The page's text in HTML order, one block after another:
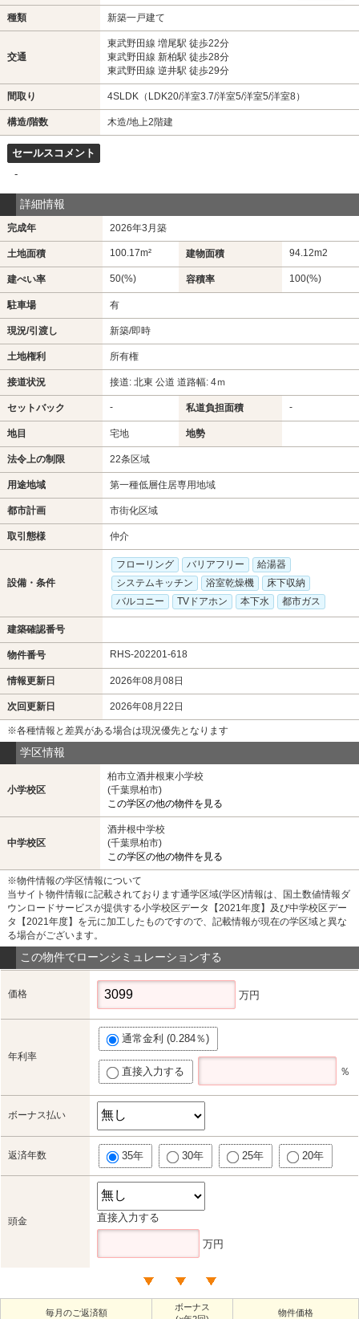
種類 新築一戸建て
交通
東武野田線 増尾駅 徒歩22分
東武野田線 新柏駅 徒歩28分
東武野田線 逆井駅 徒歩29分
間取り 4SLDK（LDK20/洋室3.7/洋室5/洋室5/洋室8）
構造/階数 木造/地上2階建
セールスコメント
-
詳細情報
完成年 2026年3月築
土地面積 100.17m² 建物面積 94.12m2
建ぺい率 50(%) 容積率 100(%)
駐車場 有
現況/引渡し 新築/即時
土地権利 所有権
接道状況 接道: 北東 公道 道路幅: 4ｍ
セットバック - 私道負担面積 -
地目 宅地 地勢
法令上の制限 22条区域
用途地域 第一種低層住居専用地域
都市計画 市街化区域
取引態様 仲介
設備・条件
フローリング バリアフリー
給湯器
システムキッチン
浴室乾燥機
床下収納
バルコニー
TVドアホン 本下水 都市ガス
建築確認番号
物件番号 RHS-202201-618
情報更新日 2026年08月08日
次回更新日 2026年08月22日
※各種情報と差異がある場合は現況優先となります
学区情報
小学校区
柏市立酒井根東小学校
(千葉県柏市)
この学区の他の物件を見る
中学校区
酒井根中学校
(千葉県柏市)
この学区の他の物件を見る
※物件情報の学区情報について
当サイト物件情報に記載されております通学区域(学区)情報は、国土数値情報ダ
ウンロードサービスが提供する小学校区データ【2021年度】及び中学校区デー
タ【2021年度】を元に加工したものですので、記載情報が現在の学区域と異な
る場合がございます。
この物件でローンシミュレーションする
価格 万円
年利率
通常金利 (0.284％)
直接入力する ％
ボーナス払い
返済年数 35年 30年 25年 20年
頭金 直接入力する
万円
毎月のご返済額
ボーナス
物件価格